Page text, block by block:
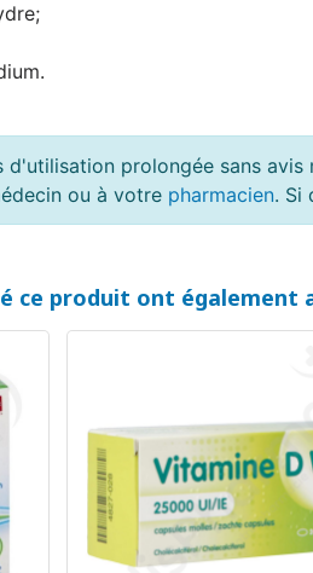
d'utilisation prolongée sans
ou à votre pharmacien. Si
ce produit ont également